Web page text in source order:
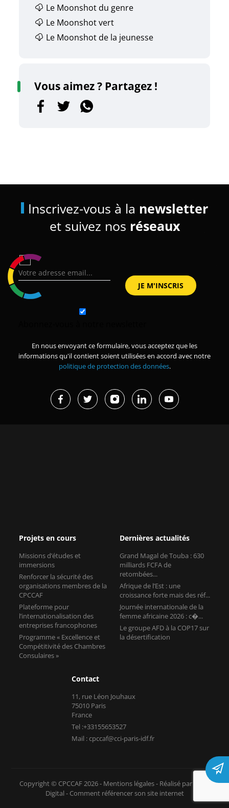
Le Moonshot du genre
Le Moonshot vert
Le Moonshot de la jeunesse
Vous aimez ? Partagez !
Inscrivez-vous à la newsletter
et suivez nos réseaux
En nous envoyant ce formulaire, vous acceptez que les
informations qu'il contient soient utilisées en accord avec notre
politique de protection des données.
CPCCAF
l’internationalisation des
entreprises francophones
Programme « Excellence et
Compétitivité des Chambres
Consulaires »
croissance forte mais des réf...
femme africaine 2026 : c�...
Le groupe AFD à la COP17 sur
Contact
11, rue Léon Jouhaux
75010 Paris
Mail : cpccaf@cci-paris-idf.fr
Copyright © CPCCAF 2026 -Mentions légales
Comment référencer son site internet